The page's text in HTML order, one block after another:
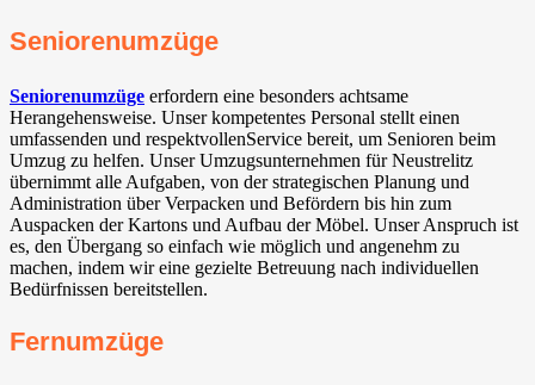
Seniorenumzüge
Seniorenumzüge erfordern eine besonders achtsame
Herangehensweise. Unser kompetentes Personal stellt einen
umfassenden und respektvollenService bereit, um Senioren beim
Umzug zu helfen. Unser Umzugsunternehmen für Neustrelitz
übernimmt alle Aufgaben, von der strategischen Planung und
Administration über Verpacken und Befördern bis hin zum
Auspacken der Kartons und Aufbau der Möbel. Unser Anspruch ist
es, den Übergang so einfach wie möglich und angenehm zu
machen, indem wir eine gezielte Betreuung nach individuellen
Bedürfnissen bereitstellen.
Fernumzüge